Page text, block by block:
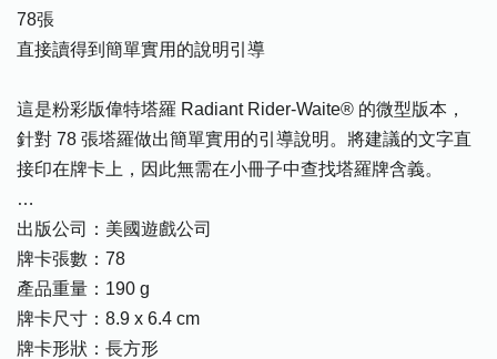
78張
直接讀得到簡單實用的說明引導
這是粉彩版偉特塔羅 Radiant Rider-Waite® 的微型版本，
針對 78 張塔羅做出簡單實用的引導說明。將建議的文字直
接印在牌卡上，因此無需在小冊子中查找塔羅牌含義。
…
出版公司：美國遊戲公司
牌卡張數：78
產品重量：190 g
牌卡尺寸：8.9 x 6.4 cm
牌卡形狀：長方形